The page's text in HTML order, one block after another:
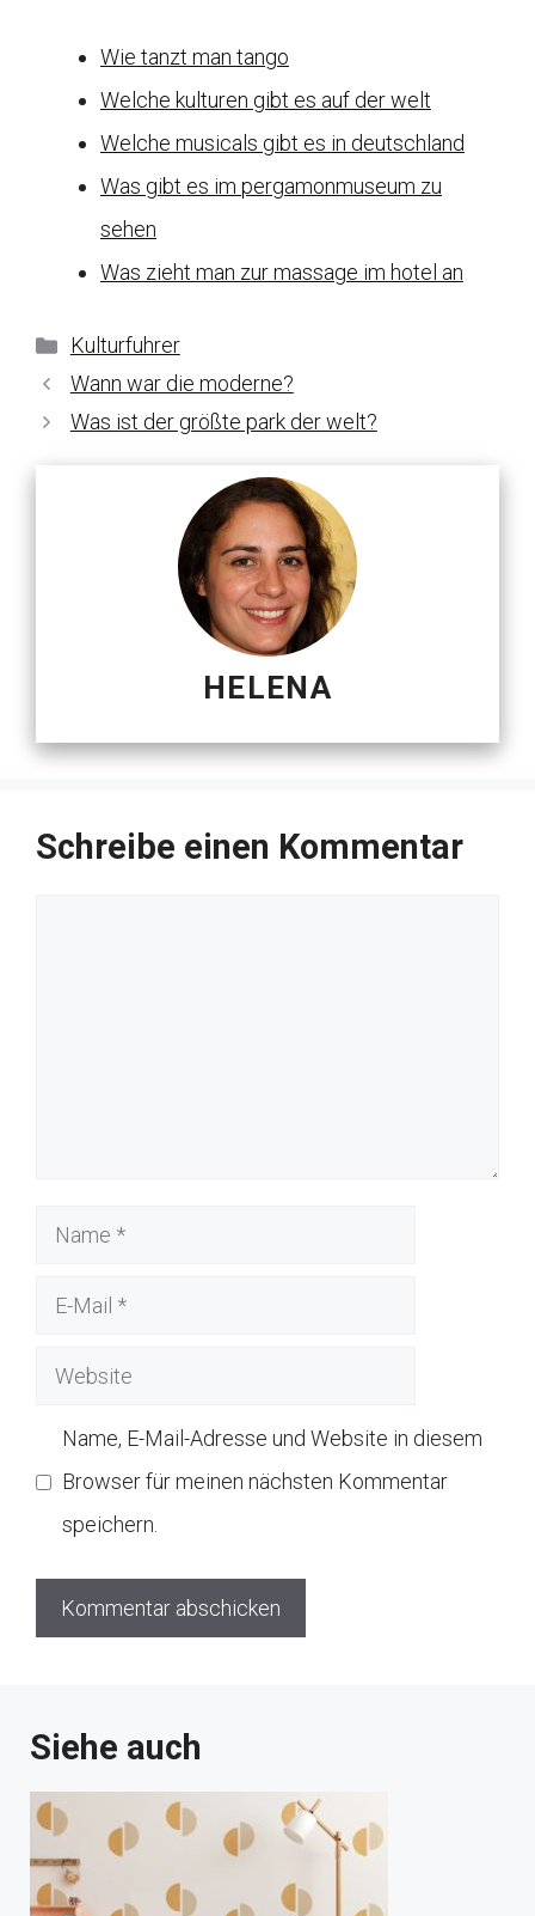
Wie tanzt man tango
Welche kulturen gibt es auf der welt
Welche musicals gibt es in deutschland
Was gibt es im pergamonmuseum zu
sehen
Was zieht man zur massage im hotel an
Kategorien
Kulturfuhrer
Wann war die moderne?
Was ist der größte park der welt?
HELENA
Schreibe einen Kommentar
Name
Website
Name, E-Mail-Adresse und Website in diesem
Browser für meinen nächsten Kommentar
speichern.
Siehe auch